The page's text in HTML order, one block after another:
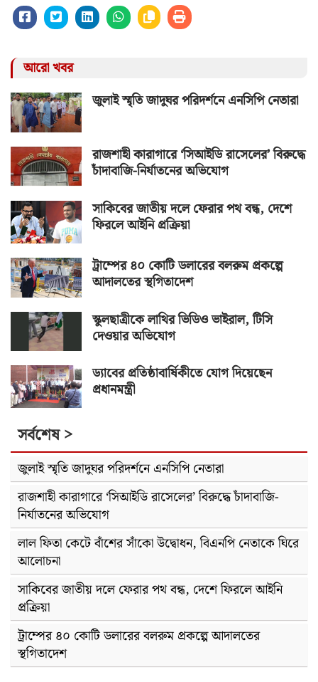
আরো খবর
জুলাই স্মৃতি জাদুঘর পরিদর্শনে এনসিপি নেতারা
রাজশাহী কারাগারে ‘সিআইডি রাসেলের’ বিরুদ্ধে
চাঁদাবাজি-নির্যাতনের অভিযোগ
সাকিবের জাতীয় দলে ফেরার পথ বন্ধ, দেশে
ফিরলে আইনি প্রক্রিয়া
ট্রাম্পের ৪০ কোটি ডলারের বলরুম প্রকল্পে
আদালতের স্থগিতাদেশ
স্কুলছাত্রীকে লাথির ভিডিও ভাইরাল, টিসি
দেওয়ার অভিযোগ
ড্যাবের প্রতিষ্ঠাবার্ষিকীতে যোগ দিয়েছেন
প্রধানমন্ত্রী
সর্বশেষ >
জুলাই স্মৃতি জাদুঘর পরিদর্শনে এনসিপি নেতারা
রাজশাহী কারাগারে ‘সিআইডি রাসেলের’ বিরুদ্ধে চাঁদাবাজি-
নির্যাতনের অভিযোগ
লাল ফিতা কেটে বাঁশের সাঁকো উদ্বোধন, বিএনপি নেতাকে ঘিরে
আলোচনা
সাকিবের জাতীয় দলে ফেরার পথ বন্ধ, দেশে ফিরলে আইনি
প্রক্রিয়া
ট্রাম্পের ৪০ কোটি ডলারের বলরুম প্রকল্পে আদালতের
স্থগিতাদেশ